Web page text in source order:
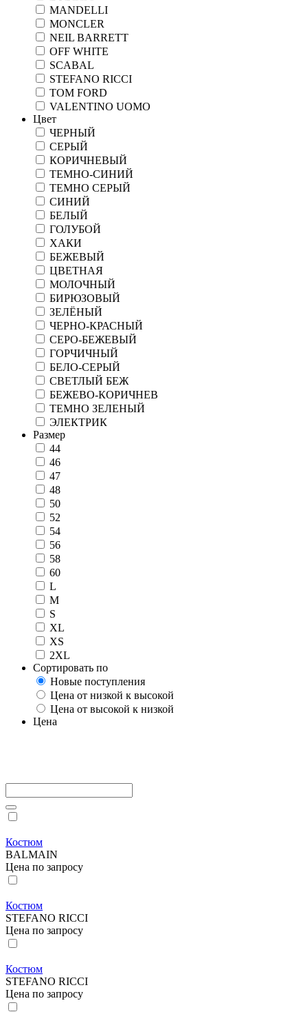
MANDELLI
MONCLER
NEIL BARRETT
OFF WHITE
SCABAL
STEFANO RICCI
TOM FORD
VALENTINO UOMO
Цвет
ЧЕРНЫЙ
СЕРЫЙ
КОРИЧНЕВЫЙ
ТЕМНО-СИНИЙ
ТЕМНО СЕРЫЙ
СИНИЙ
БЕЛЫЙ
ГОЛУБОЙ
ХАКИ
БЕЖЕВЫЙ
ЦВЕТНАЯ
МОЛОЧНЫЙ
БИРЮЗОВЫЙ
ЗЕЛЁНЫЙ
ЧЕРНО-КРАСНЫЙ
СЕРО-БЕЖЕВЫЙ
ГОРЧИЧНЫЙ
БЕЛО-СЕРЫЙ
СВЕТЛЫЙ БЕЖ
БЕЖЕВО-КОРИЧНЕВ
ТЕМНО ЗЕЛЕНЫЙ
ЭЛЕКТРИК
Размер
44
46
47
48
50
52
54
56
58
60
L
M
S
XL
XS
2XL
Сортировать по
Новые поступления
Цена от низкой к высокой
Цена от высокой к низкой
Цена
Костюм
BALMAIN
Цена по запросу
Костюм
STEFANO RICCI
Цена по запросу
Костюм
STEFANO RICCI
Цена по запросу